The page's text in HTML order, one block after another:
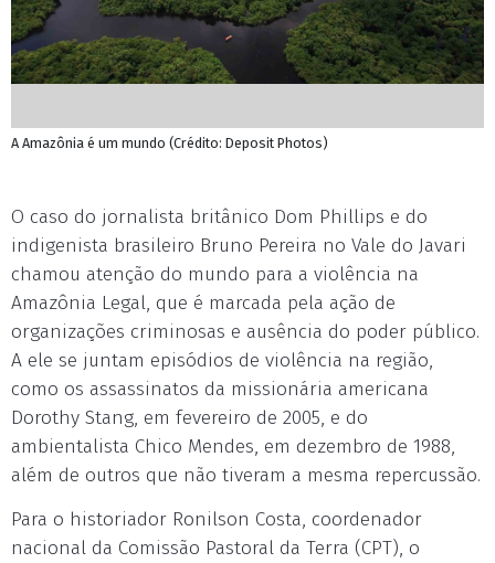
A Amazônia é um mundo (Crédito: Deposit Photos)
O caso do jornalista britânico Dom Phillips e do
indigenista brasileiro Bruno Pereira no Vale do Javari
chamou atenção do mundo para a violência na
Amazônia Legal, que é marcada pela ação de
organizações criminosas e ausência do poder público.
A ele se juntam episódios de violência na região,
como os assassinatos da missionária americana
Dorothy Stang, em fevereiro de 2005, e do
ambientalista Chico Mendes, em dezembro de 1988,
além de outros que não tiveram a mesma repercussão.
Para o historiador Ronilson Costa, coordenador
nacional da Comissão Pastoral da Terra (CPT), o